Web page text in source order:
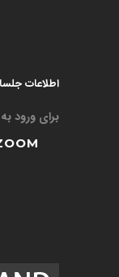
اطلاعات
برای ورود